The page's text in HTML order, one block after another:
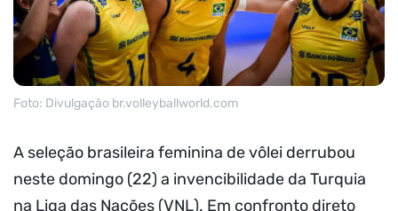
Foto: Divulgação br.volleyballworld.com
A seleção brasileira feminina de vôlei derrubou
neste domingo (22) a invencibilidade da Turquia
na Liga das Nações (VNL). Em confronto direto